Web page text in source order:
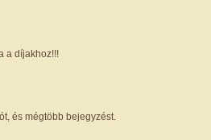
a díjakhoz!!!
és mégtöbb bejegyzést.